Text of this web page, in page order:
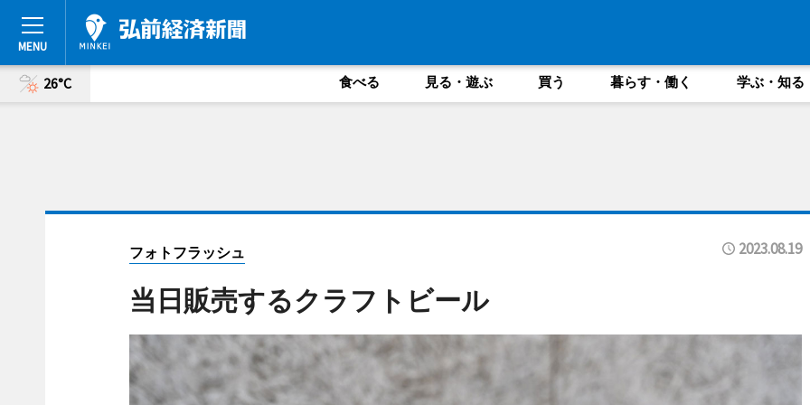
26°C 食べる 見る・遊ぶ 買う 暮らす・働く 学ぶ・知る
フォトフラッシュ 2023.08.19
当日販売するクラフトビール